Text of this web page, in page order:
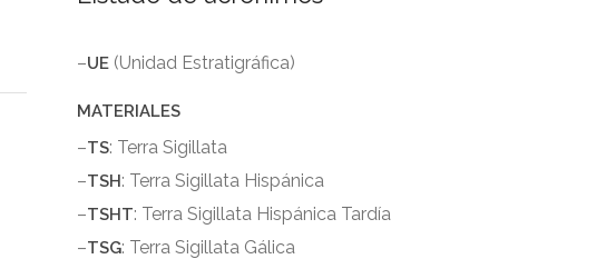
–UE(Unidad Estratigráfica)
MATERIALES
–TS: Terra Sigillata
–TSH : Terra Sigillata Hispánica
–TSHT: Terra Sigillata Hispánica Tardía
–TSG: Terra Sigillata Gálica